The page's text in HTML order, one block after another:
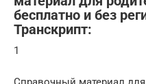
бесплатно и без
Транскрипт:
1